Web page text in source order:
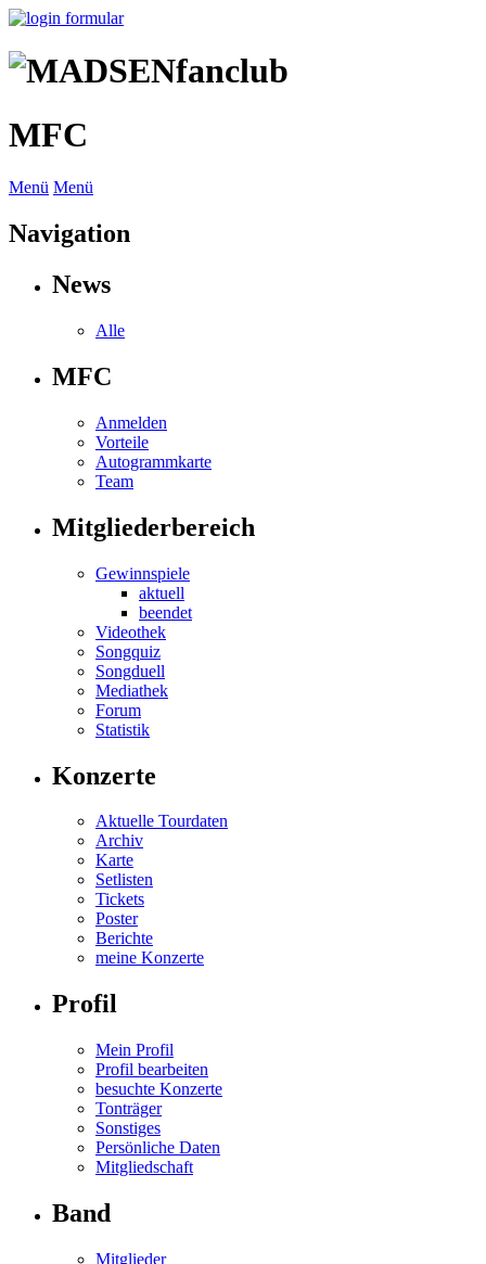
MFC
Menü Menü
Navigation
News
Alle
MFC
Anmelden
Vorteile
Autogrammkarte
Team
Mitgliederbereich
Gewinnspiele
aktuell
beendet
Videothek
Songquiz
Songduell
Mediathek
Forum
Statistik
Konzerte
Aktuelle Tourdaten
Archiv
Karte
Setlisten
Tickets
Poster
Berichte
meine Konzerte
Profil
Mein Profil
Profil bearbeiten
besuchte Konzerte
Tonträger
Sonstiges
Persönliche Daten
Mitgliedschaft
Band
Mitglieder